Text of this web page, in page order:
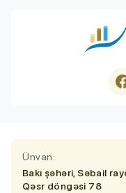
Ünvan:
Bakı şəhəri, Səbail
Qəsr döngəsi 78